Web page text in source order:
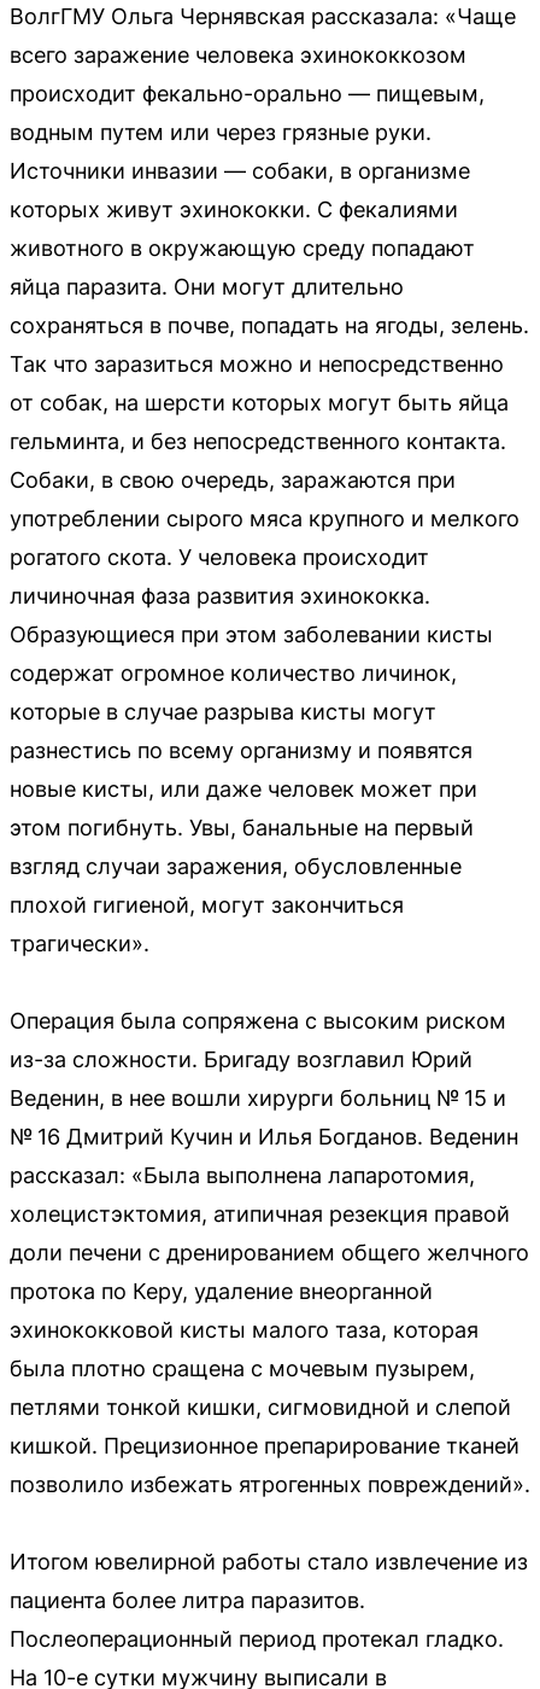
ВолгГМУ Ольга Чернявская рассказала: «Чаще
всего заражение человека эхинококкозом
происходит фекально-орально — пищевым,
водным путем или через грязные руки.
Источники инвазии — собаки, в организме
которых живут эхинококки. С фекалиями
животного в окружающую среду попадают
яйца паразита. Они могут длительно
сохраняться в почве, попадать на ягоды, зелень.
Так что заразиться можно и непосредственно
от собак, на шерсти которых могут быть яйца
гельминта, и без непосредственного контакта.
Собаки, в свою очередь, заражаются при
употреблении сырого мяса крупного и мелкого
рогатого скота. У человека происходит
личиночная фаза развития эхинококка.
Образующиеся при этом заболевании кисты
содержат огромное количество личинок,
которые в случае разрыва кисты могут
разнестись по всему организму и появятся
новые кисты, или даже человек может при
этом погибнуть. Увы, банальные на первый
взгляд случаи заражения, обусловленные
плохой гигиеной, могут закончиться
трагически».
Операция была сопряжена с высоким риском
из-за сложности. Бригаду возглавил Юрий
Веденин, в нее вошли хирурги больниц № 15 и
№ 16 Дмитрий Кучин и Илья Богданов. Веденин
рассказал: «Была выполнена лапаротомия,
холецистэктомия, атипичная резекция правой
доли печени с дренированием общего желчного
протока по Керу, удаление внеорганной
эхинококковой кисты малого таза, которая
была плотно сращена с мочевым пузырем,
петлями тонкой кишки, сигмовидной и слепой
кишкой. Прецизионное препарирование тканей
позволило избежать ятрогенных повреждений».
Итогом ювелирной работы стало извлечение из
пациента более литра паразитов.
Послеоперационный период протекал гладко.
На 10-е сутки мужчину выписали в